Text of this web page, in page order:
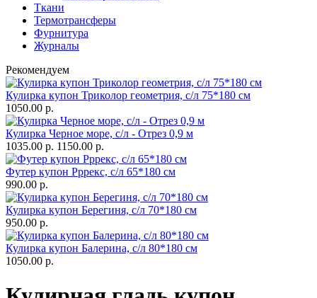
Ткани
Термотрансферы
Фурнитура
Журналы
Рекомендуем
Кулирка купон Триколор геометрия, с/л 75*180 см
1050.00 р.
Кулирка Черное море, с/л - Отрез 0,9 м
1035.00 р. 1150.00 р.
Футер купон Рррекс, с/л 65*180 см
990.00 р.
Кулирка купон Берегиня, с/л 70*180 см
950.00 р.
Кулирка купон Балерина, с/л 80*180 см
1050.00 р.